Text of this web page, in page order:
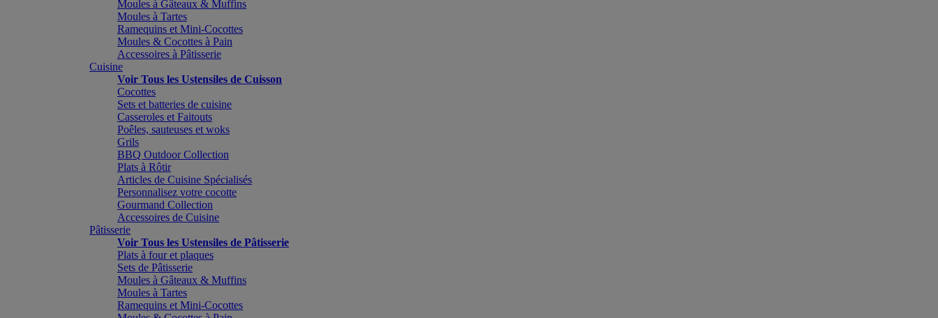
Moules à Gâteaux & Muffins
Moules à Tartes
Ramequins et Mini-Cocottes
Moules & Cocottes à Pain
Accessoires à Pâtisserie
Cuisine
Voir Tous les Ustensiles de Cuisson
Cocottes
Sets et batteries de cuisine
Casseroles et Faitouts
Poêles, sauteuses et woks
Grils
BBQ Outdoor Collection
Plats à Rôtir
Articles de Cuisine Spécialisés
Personnalisez votre cocotte
Gourmand Collection
Accessoires de Cuisine
Pâtisserie
Voir Tous les Ustensiles de Pâtisserie
Plats à four et plaques
Sets de Pâtisserie
Moules à Gâteaux & Muffins
Moules à Tartes
Ramequins et Mini-Cocottes